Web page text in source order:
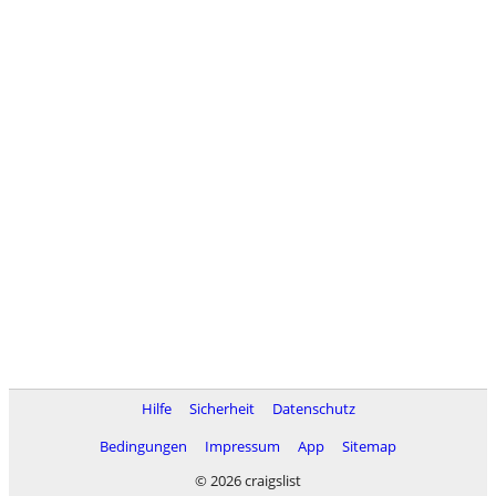
Hilfe Sicherheit
Datenschutz
Bedingungen
Impressum App
Sitemap
© 2026 craigslist